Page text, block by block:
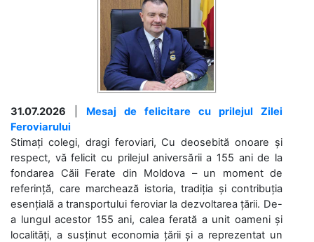
31.07.2026
Mesaj de felicitare cu prilejul Zilei
Feroviarului
Stimați colegi, dragi feroviari, Cu deosebită onoare și
respect, vă felicit cu prilejul aniversării a 155 ani de la
fondarea Căii Ferate din Moldova – un moment de
referință, care marchează istoria, tradiția și contribuția
esențială a transportului feroviar la dezvoltarea țării. De-
a lungul acestor 155 ani, calea ferată a unit oameni și
localități, a susținut economia țării și a reprezentat un